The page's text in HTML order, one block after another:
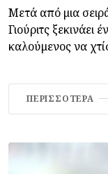
Μετά από μια
Γιούριτς ξεκινάει
καλούμενος να
ΠΕΡΙΣΣΌΤΕΡΑ